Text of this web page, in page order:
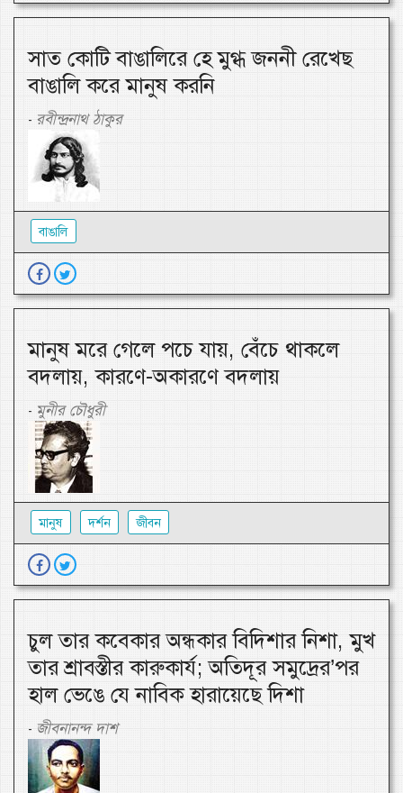
সাত কোটি বাঙালিরে হে মুগ্ধ জননী রেখেছ
বাঙালি করে মানুষ করনি
- রবীন্দ্রনাথ ঠাকুর
বাঙালি
মানুষ মরে গেলে পচে যায়, বেঁচে থাকলে
বদলায়, কারণে-অকারণে বদলায়
- মুনীর চৌধুরী
মানুষ দর্শন জীবন
চুল তার কবেকার অন্ধকার বিদিশার নিশা, মুখ
তার শ্রাবস্তীর কারুকার্য; অতিদূর সমুদ্রের’পর
হাল ভেঙে যে নাবিক হারায়েছে দিশা
- জীবনানন্দ দাশ